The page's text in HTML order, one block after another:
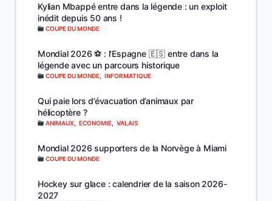
Kylian Mbappé entre dans la légende : un exploit
inédit depuis 50 ans !
COUPE DU MONDE
Mondial 2026 ⚽️ : l’Espagne 🇪🇸 entre dans la
légende avec un parcours historique
COUPE DU MONDE INFORMATIQUE
Qui paie lors d’évacuation d’animaux par
hélicoptère ?
ANIMAUX ECONOMIE VALAIS
Mondial 2026 supporters de la Norvège à Miami
COUPE DU MONDE
Hockey sur glace : calendrier de la saison 2026-
2027